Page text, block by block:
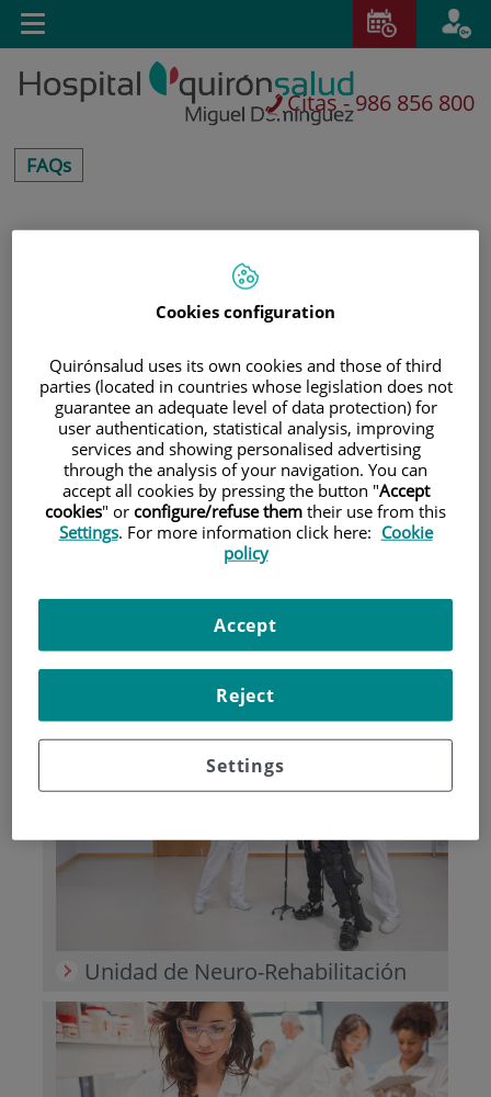
Saltar al contenido
Saltar
centros-
faq
FAQs
Citas - 986 856 800
Toggle
navigation
Pacientes y visitantes
Aseguradoras y mutuas
Unidad de Neuro-Rehabilitación
Cookies configuration
Quirónsalud uses its own cookies and those of third
parties (located in countries whose legislation does not
guarantee an adequate level of data protection) for
user authentication, statistical analysis, improving
services and showing personalised advertising
through the analysis of your navigation. You can
accept all cookies by pressing the button "Accept
cookies" or configure/refuse them their use from this
Settings. For more information click here: Cookie
policy
Settings
Reject
Accept